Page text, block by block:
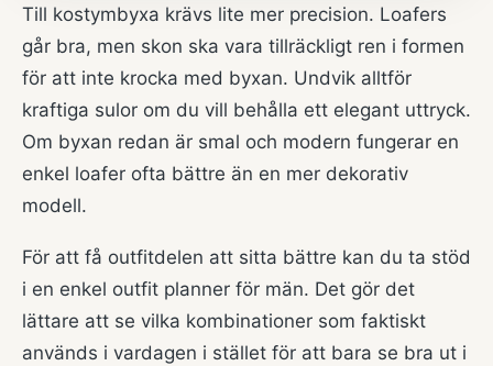
Till kostymbyxa krävs lite mer precision. Loafers
går bra, men skon ska vara tillräckligt ren i formen
för att inte krocka med byxan. Undvik alltför
kraftiga sulor om du vill behålla ett elegant uttryck.
Om byxan redan är smal och modern fungerar en
enkel loafer ofta bättre än en mer dekorativ
modell.
För att få outfitdelen att sitta bättre kan du ta stöd
i en enkel outfit planner för män. Det gör det
lättare att se vilka kombinationer som faktiskt
används i vardagen i stället för att bara se bra ut i